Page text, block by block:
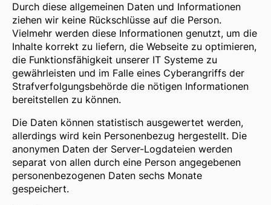
Durch diese allgemeinen Daten und Informationen
ziehen wir keine Rückschlüsse auf die Person.
Vielmehr werden diese Informationen genutzt, um die
Inhalte korrekt zu liefern, die Webseite zu optimieren,
die Funktionsfähigkeit unserer IT Systeme zu
gewährleisten und im Falle eines Cyberangriffs der
Strafverfolgungsbehörde die nötigen Informationen
bereitstellen zu können.
Die Daten können statistisch ausgewertet werden,
allerdings wird kein Personenbezug hergestellt. Die
anonymen Daten der Server-Logdateien werden
separat von allen durch eine Person angegebenen
personenbezogenen Daten sechs Monate
gespeichert.